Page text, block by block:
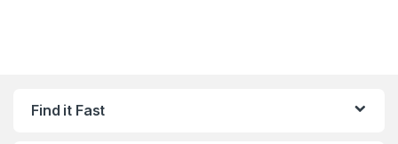
Find it Fast